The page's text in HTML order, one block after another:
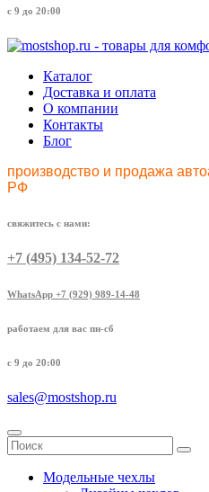
с 9 до 20:00
Каталог
Доставка и оплата
О компании
Контакты
Блог
производство и продажа
РФ
свяжитесь с нами:
+7 (495) 134-52-72
WhatsApp +7 (929) 989-14-48
работаем для вас пн-сб
с 9 до 20:00
sales@mostshop.ru
Модельные чехлы